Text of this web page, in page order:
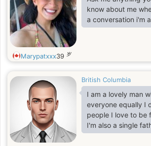
know about me
a conversation i'm
Marypatxxx39 岁
British Columbia
I am a lovely man
everyone equally I
people I love to be
I'm also a single